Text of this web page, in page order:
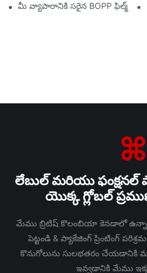
మీ వ్యాపారానికి సరైన BOPP ఫిల్మ్
లేబుల్ మరియు
యొక్క గ్లోబల్
మేము బ్రిటిష్ కొలంబియా కెనడాలో
పెట్టండి & ప్యాకేజింగ్ ప్రింటింగ్
కొనుగోలును సులభతరం చేయడానికి
ఇవ్వడానికి మేము